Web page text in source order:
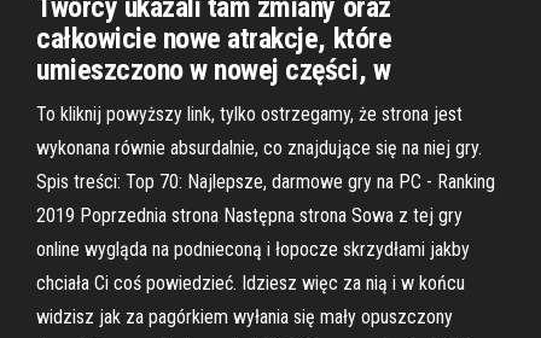
Twórcy ukazali tam zmiany oraz
całkowicie nowe atrakcje, które
umieszczono w nowej części, w
To kliknij powyższy link, tylko ostrzegamy, że strona jest
wykonana równie absurdalnie, co znajdujące się na niej gry.
Spis treści: Top 70: Najlepsze, darmowe gry na PC - Ranking
2019 Poprzednia strona Następna strona Sowa z tej gry
online wygląda na podnieconą i łopocze skrzydłami jakby
chciała Ci coś powiedzieć. Idziesz więc za nią i w końcu
widzisz jak za pagórkiem wyłania się mały opuszczony